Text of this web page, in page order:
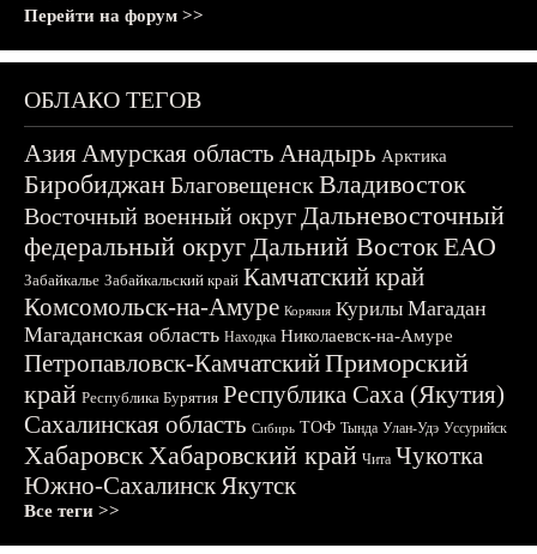
Перейти на форум >>
ОБЛАКО ТЕГОВ
АзияАмурская область Анадырь Арктика
БиробиджанБлаговещенскВладивосток
Восточный военный округДальневосточный
федеральный округДальний ВостокЕАО
Забайкалье Забайкальский край Камчатский край
Комсомольск-на-Амуре Корякия Курилы Магадан
Магаданская область Находка Николаевск-на-Амуре
Петропавловск-КамчатскийПриморский
край Республика Бурятия Республика Саха (Якутия)
Сахалинская область Сибирь ТОФ Тында Улан-Удэ Уссурийск
ХабаровскХабаровский край Чита Чукотка
Южно-СахалинскЯкутск
Все теги >>